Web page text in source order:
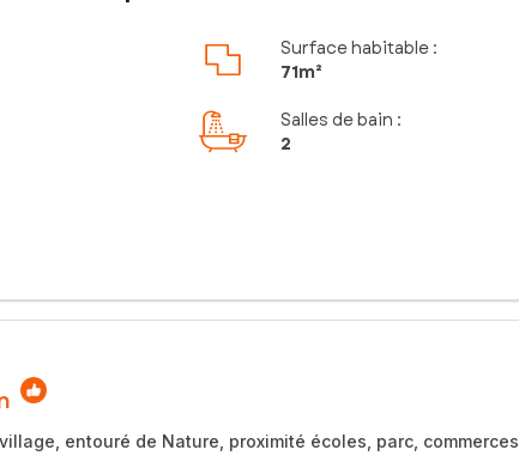
Surface habitable :
71m²
Salles de bain :
2
entouré de Nature, proximité écoles, parc, commerces